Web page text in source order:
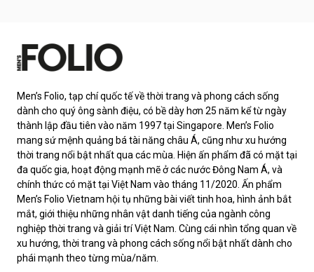
Men’s Folio, tạp chí quốc tế về thời trang và phong cách sống
dành cho quý ông sành điệu, có bề dày hơn 25 năm kể từ ngày
thành lập đầu tiên vào năm 1997 tại Singapore. Men’s Folio
mang sứ mệnh quảng bá tài năng châu Á, cũng như xu hướng
thời trang nổi bật nhất qua các mùa. Hiện ấn phẩm đã có mặt tại
đa quốc gia, hoạt động mạnh mẽ ở các nước Đông Nam Á, và
chính thức có mặt tại Việt Nam vào tháng 11/2020. Ấn phẩm
Men’s Folio Vietnam hội tụ những bài viết tinh hoa, hình ảnh bắt
mắt, giới thiệu những nhân vật danh tiếng của ngành công
nghiệp thời trang và giải trí Việt Nam. Cùng cái nhìn tổng quan về
xu hướng, thời trang và phong cách sống nổi bật nhất dành cho
phái mạnh theo từng mùa/năm.